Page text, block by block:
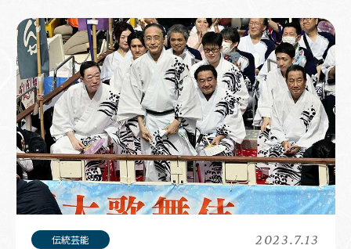
2023.7.13